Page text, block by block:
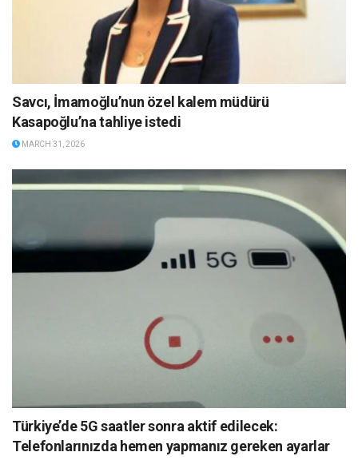
Savcı, İmamoğlu’nun özel kalem müdürü
Kasapoğlu’na tahliye istedi
MARCH 31, 2026
Türkiye’de 5G saatler sonra aktif edilecek:
Telefonlarınızda hemen yapmanız gereken ayarlar